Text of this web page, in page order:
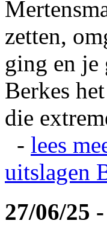
zetten,
ging en je
Berkes
die
- lees
uitslagen
27/06/25